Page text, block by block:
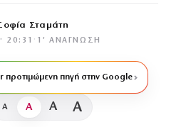
Σταμάτη
20:31 · 1′ ΑΝΆΓΝΩΣΗ
προτιμώμενη πηγή στην Google
A A A A